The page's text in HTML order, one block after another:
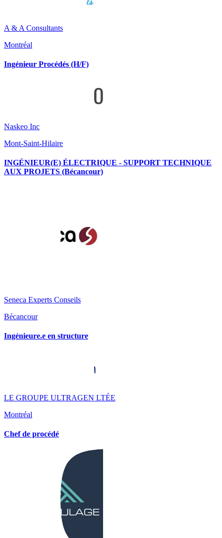
A & A Consultants
Montréal
Ingénieur Procédés (H/F)
Naskeo Inc
Mont-Saint-Hilaire
INGÉNIEUR(E) ÉLECTRIQUE - SUPPORT TECHNIQUE
AUX PROJETS (Bécancour)
Seneca Experts Conseils
Bécancour
Ingénieure.e en structure
LE GROUPE ULTRAGEN LTÉE
Montréal
Chef de procédé